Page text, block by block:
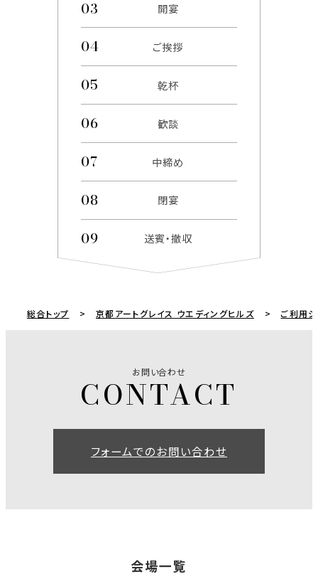
開宴
ご挨拶
乾杯
歓談
中締め
閉宴
送賓・撤収
総合トップ 京都アートグレイス ウエディングヒルズ ご利用
お問い合わせ
フォームでのお問い合わせ
会場一覧